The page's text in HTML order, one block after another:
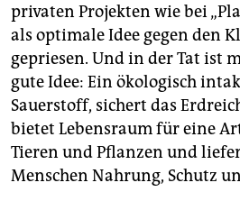
privaten Projekten wie bei
als optimale Idee gegen den
gepriesen. Und in der Tat ist
gute Idee: Ein ökologisch
Sauerstoff, sichert das
bietet Lebensraum für eine
Tieren und Pflanzen und
Menschen Nahrung, Schutz